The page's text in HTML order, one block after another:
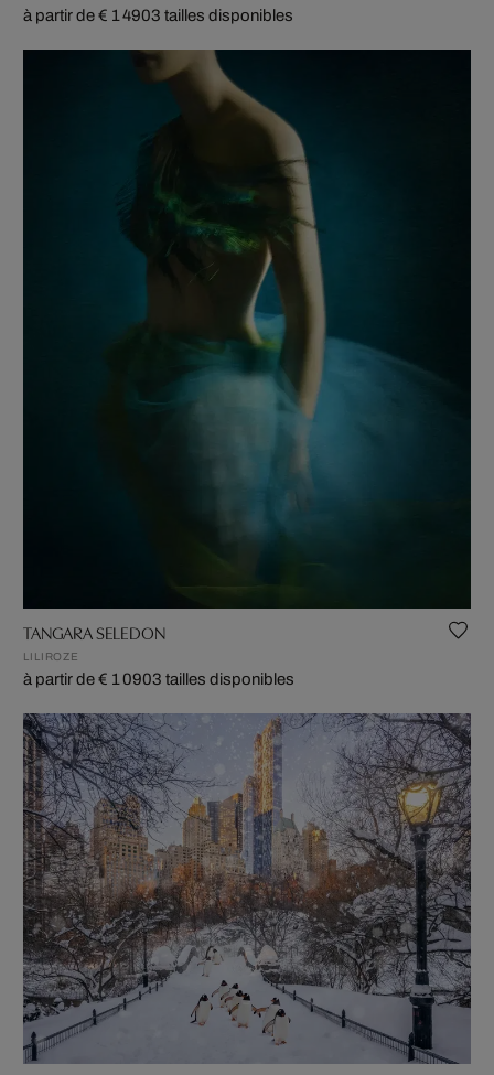
à partir de € 1 4903 tailles disponibles
TANGARA SELEDON
LILIROZE
à partir de € 1 0903 tailles disponibles